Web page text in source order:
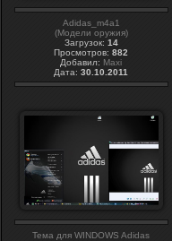
Adidas_m4a1
(Модели оружия)
Загрузок: 14
Просмотров: 882
Добавил: Maxi
Дата: 30.10.2011
Тема для WINDOWS Adidas